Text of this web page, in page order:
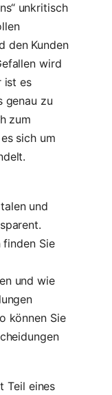
unkritisch
den Kunden
wird
ist es
genau zu
zum
sich um
und
Sie
und wie
können Sie
Teil eines